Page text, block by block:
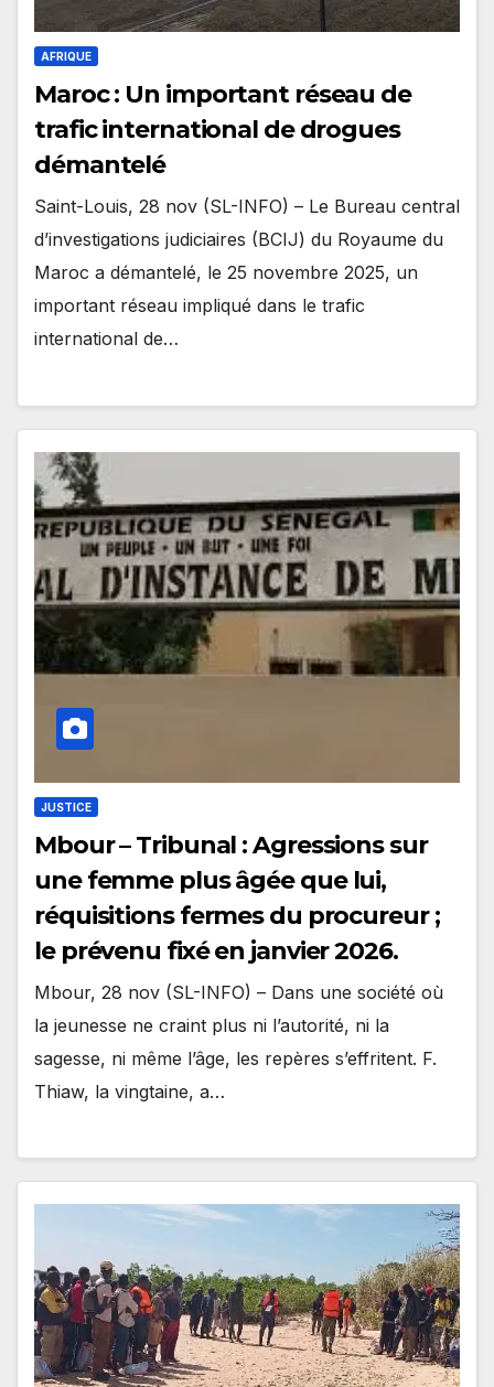
AFRIQUE
Maroc : Un important réseau de
trafic international de drogues
démantelé
Saint-Louis, 28 nov (SL-INFO) – Le Bureau central
d’investigations judiciaires (BCIJ) du Royaume du
Maroc a démantelé, le 25 novembre 2025, un
important réseau impliqué dans le trafic
international de…
JUSTICE
Mbour – Tribunal : Agressions sur
une femme plus âgée que lui,
réquisitions fermes du procureur ;
le prévenu fixé en janvier 2026.
Mbour, 28 nov (SL-INFO) – Dans une société où
la jeunesse ne craint plus ni l’autorité, ni la
sagesse, ni même l’âge, les repères s’effritent. F.
Thiaw, la vingtaine, a…